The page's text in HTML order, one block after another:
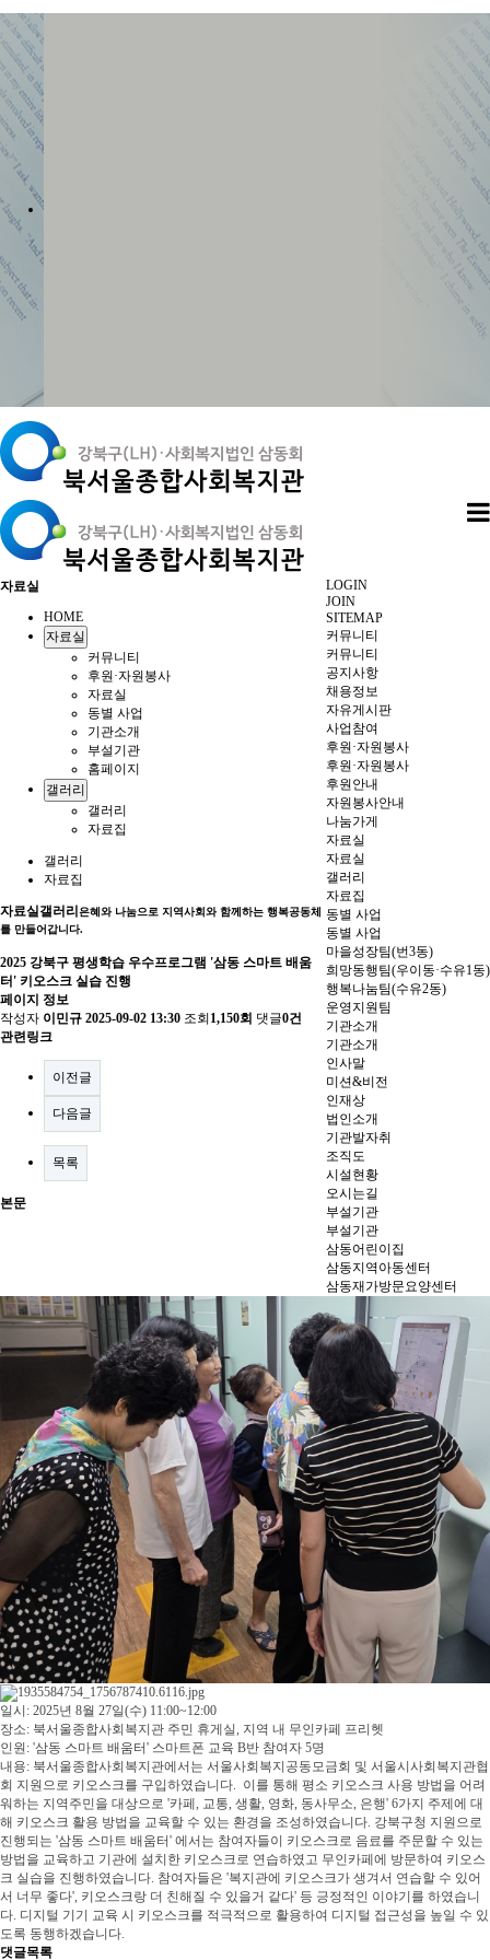
LOGIN
JOIN
SITEMAP
커뮤니티
커뮤니티
공지사항
채용정보
자유게시판
사업참여
후원·자원봉사
후원·자원봉사
후원안내
자원봉사안내
나눔가게
자료실
자료실
갤러리
자료집
동별 사업
동별 사업
마을성장팀(번3동)
희망동행팀(우이동·수유1동)
행복나눔팀(수유2동)
운영지원팀
기관소개
기관소개
인사말
미션&비전
인재상
법인소개
기관발자취
조직도
시설현황
오시는길
부설기관
부설기관
삼동어린이집
삼동지역아동센터
삼동재가방문요양센터
자료실
HOME
자료실
커뮤니티
후원·자원봉사
자료실
동별 사업
기관소개
부설기관
홈페이지
갤러리
갤러리
자료집
갤러리
자료집
자료실갤러리 은혜와 나눔으로 지역사회와 함께하는 행복공동체
를 만들어갑니다.
2025 강북구 평생학습 우수프로그램 '삼동 스마트 배움
터' 키오스크 실습 진행
페이지 정보
작성자 이민규 2025-09-02 13:30 조회 1,150회 댓글0건
관련링크
이전글
다음글
목록
본문
일시: 2025년 8월 27일(수) 11:00~12:00
장소: 북서울종합사회복지관 주민 휴게실, 지역 내 무인카페 프리헷
인원: '삼동 스마트 배움터' 스마트폰 교육 B반 참여자 5명
내용: 북서울종합사회복지관에서는 서울사회복지공동모금회 및 서울시사회복지관협
회 지원으로 키오스크를 구입하였습니다. 이를 통해 평소 키오스크 사용 방법을 어려
워하는 지역주민을 대상으로 '카페, 교통, 생활, 영화, 동사무소, 은행' 6가지 주제에 대
해 키오스크 활용 방법을 교육할 수 있는 환경을 조성하였습니다. 강북구청 지원으로
진행되는 '삼동 스마트 배움터' 에서는 참여자들이 키오스크로 음료를 주문할 수 있는
방법을 교육하고 기관에 설치한 키오스크로 연습하였고 무인카페에 방문하여 키오스
크 실습을 진행하였습니다. 참여자들은 '복지관에 키오스크가 생겨서 연습할 수 있어
서 너무 좋다', 키오스크랑 더 친해질 수 있을거 같다' 등 긍정적인 이야기를 하였습니
다. 디지털 기기 교육 시 키오스크를 적극적으로 활용하여 디지털 접근성을 높일 수 있
도록 동행하겠습니다.
댓글목록